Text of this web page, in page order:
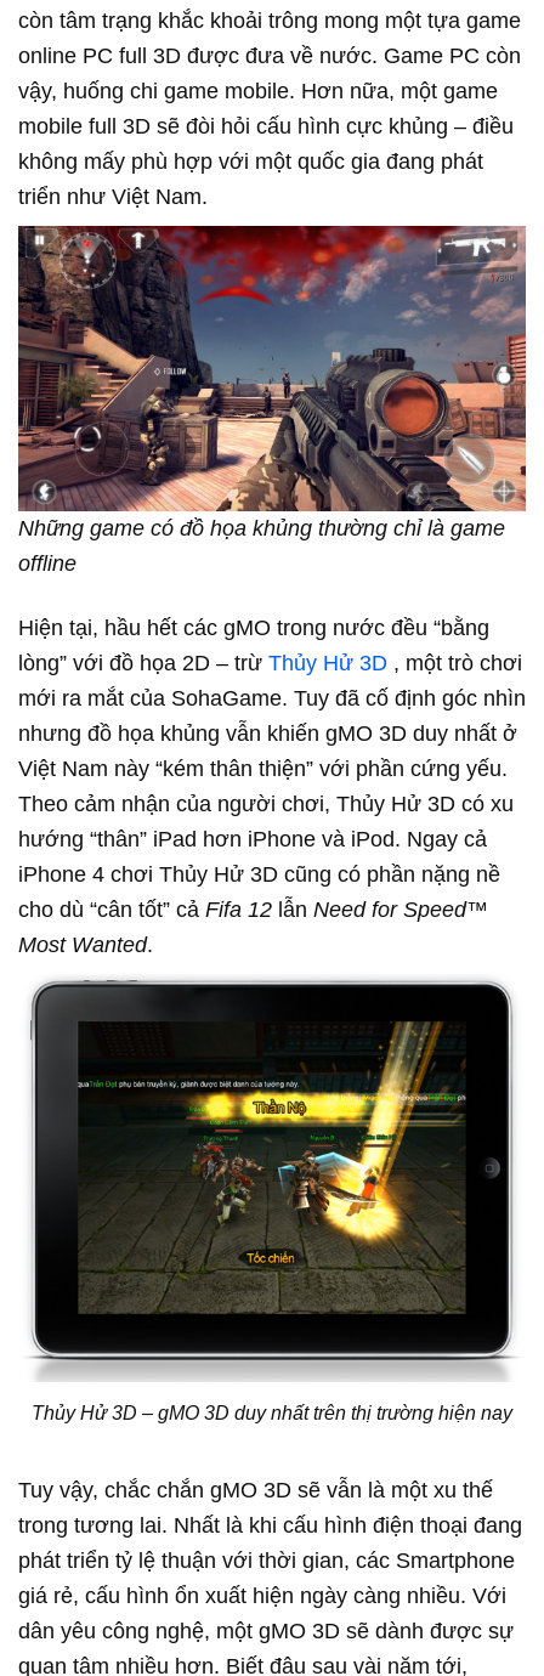
còn tâm trạng khắc khoải trông mong một tựa game
online PC full 3D được đưa về nước. Game PC còn
vậy, huống chi game mobile. Hơn nữa, một game
mobile full 3D sẽ đòi hỏi cấu hình cực khủng – điều
không mấy phù hợp với một quốc gia đang phát
triển như Việt Nam.
Những game có đồ họa khủng thường chỉ là game
offline
Hiện tại, hầu hết các gMO trong nước đều “bằng
lòng” với đồ họa 2D – trừ Thủy Hử 3D , một trò chơi
mới ra mắt của SohaGame. Tuy đã cố định góc nhìn
nhưng đồ họa khủng vẫn khiến gMO 3D duy nhất ở
Việt Nam này “kém thân thiện” với phần cứng yếu.
Theo cảm nhận của người chơi, Thủy Hử 3D có xu
hướng “thân” iPad hơn iPhone và iPod. Ngay cả
iPhone 4 chơi Thủy Hử 3D cũng có phần nặng nề
cho dù “cân tốt” cả Fifa 12 lẫn Need for Speed™
Most Wanted.
Thủy Hử 3D – gMO 3D duy nhất trên thị trường hiện nay
Tuy vậy, chắc chắn gMO 3D sẽ vẫn là một xu thế
trong tương lai. Nhất là khi cấu hình điện thoại đang
phát triển tỷ lệ thuận với thời gian, các Smartphone
giá rẻ, cấu hình ổn xuất hiện ngày càng nhiều. Với
dân yêu công nghệ, một gMO 3D sẽ dành được sự
quan tâm nhiều hơn. Biết đâu sau vài năm tới,